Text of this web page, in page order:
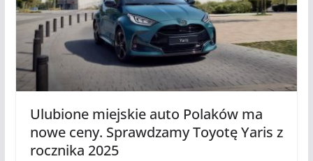
Ulubione miejskie auto Polaków ma
nowe ceny. Sprawdzamy Toyotę Yaris z
rocznika 2025